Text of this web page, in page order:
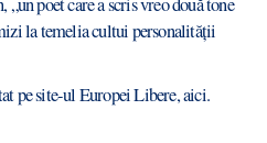
la temelia cultui personalității
pe site-ul Europei Libere,aici.